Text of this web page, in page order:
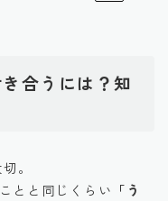
合うには？知
。
とと同じくらい 「う